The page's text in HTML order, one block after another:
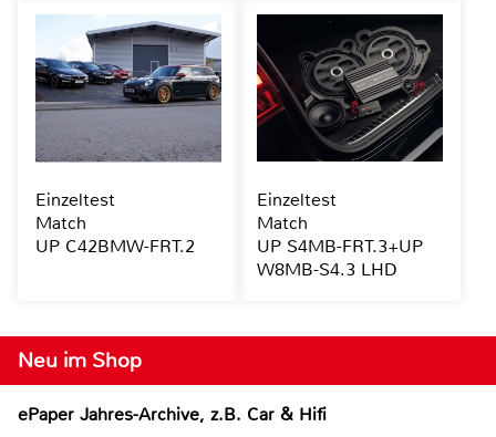
Neu im Shop
ePaper Jahres-Archive, z.B. Car & Hifi
Einzeltest
Match
UP C42BMW-FRT.2
Einzeltest
Match
UP S4MB-FRT.3+UP
W8MB-S4.3 LHD